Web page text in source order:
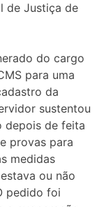
de Justiça de
do cargo
para uma
da
sustentou
depois de feita
provas para
medidas
ou não
pedido foi